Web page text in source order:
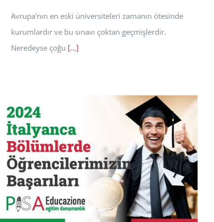
Avrupa’nın en eski üniversiteleri zamanın ötesinde
kurumlardır ve bu sınavı çoktan geçmişlerdir.
Neredeyse çoğu [...]